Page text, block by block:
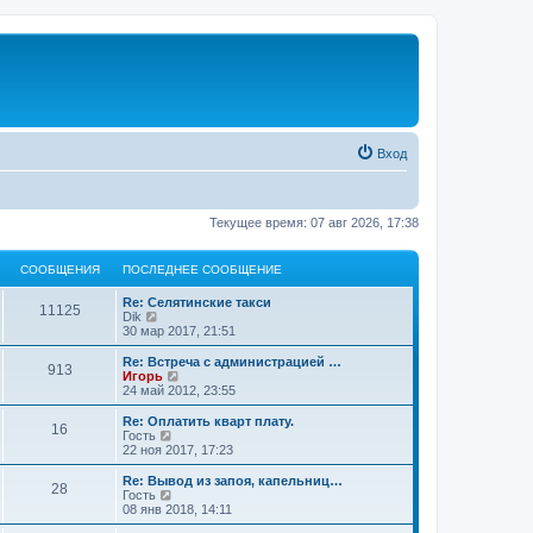
Вход
Текущее время: 07 авг 2026, 17:38
СООБЩЕНИЯ ПОСЛЕДНЕЕ СООБЩЕНИЕ
11125
Re: Селятинские такси
Dik
е
р
е
т
п
о
с
е
д
н
е
30 мар 2017, 21:51
913
Re: Встреча с администрацией …
Игорь
е
р
е
т
п
о
с
24 май 2012, 23:55
16
Re: Оплатить кварт плату.
Гость
е
р
е
т
22 ноя 2017, 17:23
28
Re: Вывод из запоя, капельниц…
Гость
е
р
08 янв 2018, 14:11